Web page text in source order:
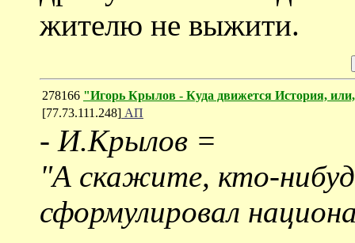
жителю не выжити.
278166 "Игорь Крылов - Куда движется История,
[77.73.111.248] АП
- И.Крылов =
"А скажите, кто-
сформулировал